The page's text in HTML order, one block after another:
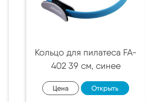
Кольцо для пилатеса FA-
402 39 см, синее
Цена Открыть